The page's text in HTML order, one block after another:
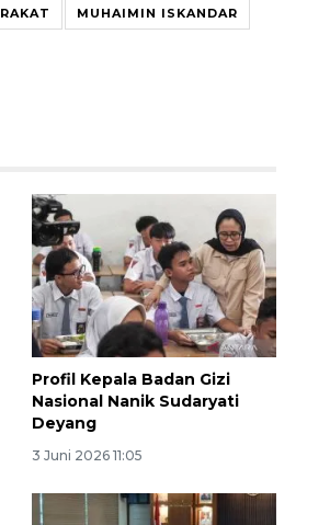
MUHAIMIN ISKANDAR
Profil Kepala Badan Gizi
Nasional Nanik Sudaryati
Deyang
3 Juni 2026 11:05